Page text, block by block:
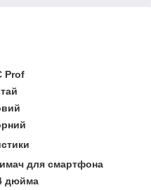
Prof
для смартфона
дюйма